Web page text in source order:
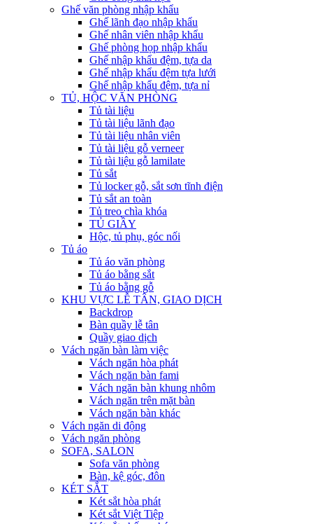
Ghế văn phòng nhập khẩu
Ghế lãnh đạo nhập khẩu
Ghế nhân viên nhập khẩu
Ghế phòng họp nhập khẩu
Ghế nhập khẩu đệm, tựa da
Ghế nhập khẩu đệm tựa lưới
Ghế nhập khẩu đệm, tựa nỉ
TỦ, HỘC VĂN PHÒNG
Tủ tài liệu
Tủ tài liệu lãnh đạo
Tủ tài liệu nhân viên
Tủ tài liệu gỗ verneer
Tủ tài liệu gỗ lamilate
Tủ sắt
Tủ locker gỗ, sắt sơn tĩnh điện
Tủ sắt an toàn
Tủ treo chìa khóa
TỦ GIẦY
Hộc, tủ phụ, góc nối
Tủ áo
Tủ áo văn phòng
Tủ áo bằng sắt
Tủ áo bằng gỗ
KHU VỰC LỄ TÂN, GIAO DỊCH
Backdrop
Bàn quầy lễ tân
Quầy giao dịch
Vách ngăn bàn làm việc
Vách ngăn hòa phát
Vách ngăn bàn fami
Vách ngăn bàn khung nhôm
Vách ngăn trên mặt bàn
Vách ngăn bàn khác
Vách ngăn di động
Vách ngăn phòng
SOFA, SALON
Sofa văn phòng
Bàn, kệ góc, đôn
KÉT SẮT
Két sắt hòa phát
Két sắt Việt Tiệp